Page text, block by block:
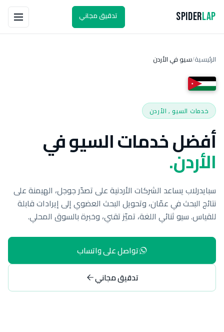
SpiderLap تدقيق مجاني
الرئيسية/سيو في الأردن
خدمات السيو , الأردن
أفضل خدمات السيو في
الأردن.
سبايدرلاب يساعد الشركات الأردنية على تصدّر جوجل، الهيمنة على
نتائج البحث في عمّان، وتحويل البحث العضوي إلى إيرادات قابلة
للقياس. سيو ثنائي اللغة، تميّز تقني، وخبرة بالسوق المحلي.
تواصل على واتساب
تدقيق مجاني